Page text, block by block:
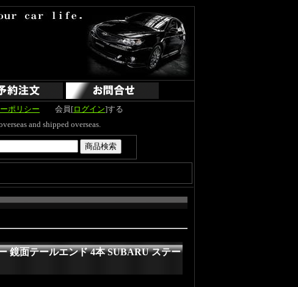
ポリシー 会員[ログイン]する
and shipped overseas.
鏡面テールエンド 4本 SUBARU ステー